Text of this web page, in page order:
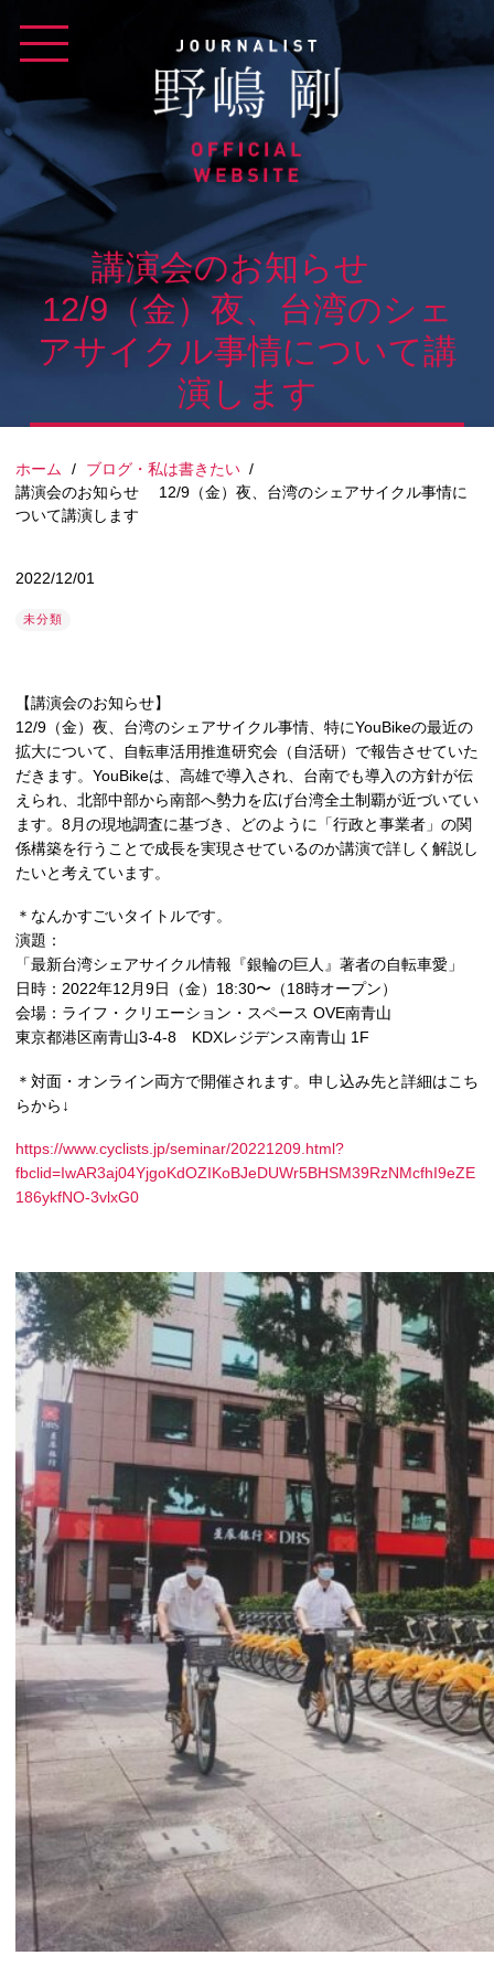
content
講演会のお知らせ
12/9（金）夜、台湾のシェ
アサイクル事情について講
演します
ホーム / ブログ・私は書きたい /
講演会のお知らせ 12/9（金）夜、台湾のシェアサイクル事情に
ついて講演します
2022/12/01
未分類
【講演会のお知らせ】
12/9（金）夜、台湾のシェアサイクル事情、特にYouBikeの最近の
拡大について、自転車活用推進研究会（自活研）で報告させていた
だきます。YouBikeは、高雄で導入され、台南でも導入の方針が伝
えられ、北部中部から南部へ勢力を広げ台湾全土制覇が近づいてい
ます。8月の現地調査に基づき、どのように「行政と事業者」の関
係構築を行うことで成長を実現させているのか講演で詳しく解説し
たいと考えています。
＊なんかすごいタイトルです。
演題：
「最新台湾シェアサイクル情報『銀輪の巨人』著者の自転車愛」
日時：2022年12月9日（金）18:30〜（18時オープン）
会場：ライフ・クリエーション・スペース OVE南青山
東京都港区南青山3-4-8 KDXレジデンス南青山 1F
＊対面・オンライン両方で開催されます。申し込み先と詳細はこち
らから↓
https://www.cyclists.jp/seminar/20221209.html?
fbclid=IwAR3aj04YjgoKdOZIKoBJeDUWr5BHSM39RzNMcfhI9eZE
186ykfNO-3vlxG0